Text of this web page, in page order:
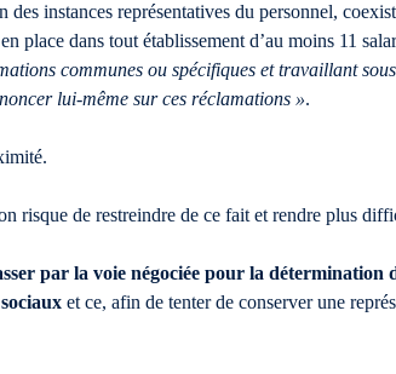
instances représentatives du personnel,
place dans tout établissement d’au moins 11
communes ou spécifiques et travaillant
lui-même sur ces réclamations ».
risque de restreindre de ce fait et rendre plus
par la voie négociée pour la
et ce, afin de tenter de conserver une